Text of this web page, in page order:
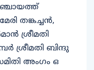
തങ്കച്ചൻ,
ശ്രീമതി
ശ്രീമതി ബിന്ദു
അംഗം ഒ